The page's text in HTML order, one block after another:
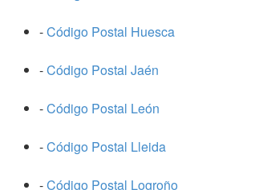
-Código Postal Huesca
-Código Postal Jaén
-Código Postal León
-Código Postal Lleida
-Código Postal Logroño